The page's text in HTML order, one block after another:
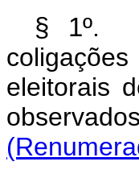
§ 1º. É
eleitorais